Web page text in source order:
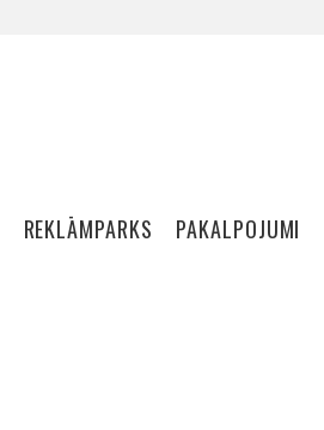
REKLĀMPARKS PAKALPOJUMI